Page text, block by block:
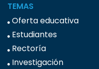
TEMAS
Oferta educativa
Estudiantes
Rectoría
Investigación